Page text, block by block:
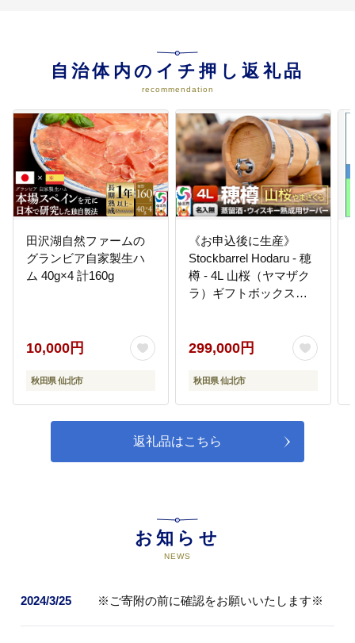
自治体内のイチ押し返礼品
recommendation
田沢湖自然ファームの
グランビア自家製生ハ
ム 40g×4 計160g
10,000円
秋田県 仙北市
《お申込後に生産》
Stockbarrel Hodaru - 穂
樽 - 4L 山桜（ヤマザク
ラ）ギフトボックス無
299,000円
秋田県 仙北市
返礼品はこちら
お知らせ
NEWS
2024/3/25 ※ご寄附の前に確認をお願いいたします※